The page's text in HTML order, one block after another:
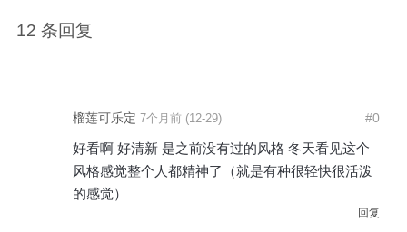
12 条回复
榴莲可乐定 7个月前 (12-29) #0
好看啊 好清新 是之前没有过的风格 冬天看见这个
风格感觉整个人都精神了（就是有种很轻快很活泼
的感觉）
回复